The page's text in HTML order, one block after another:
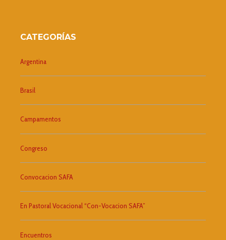
CATEGORÍAS
Argentina
Brasil
Campamentos
Congreso
Convocacion SAFA
En Pastoral Vocacional “Con-Vocacion SAFA”
Encuentros